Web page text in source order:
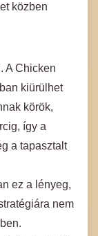
közben
A Chicken
kiürülhet
körök,
így a
a tapasztalt
ez a lényeg,
nem